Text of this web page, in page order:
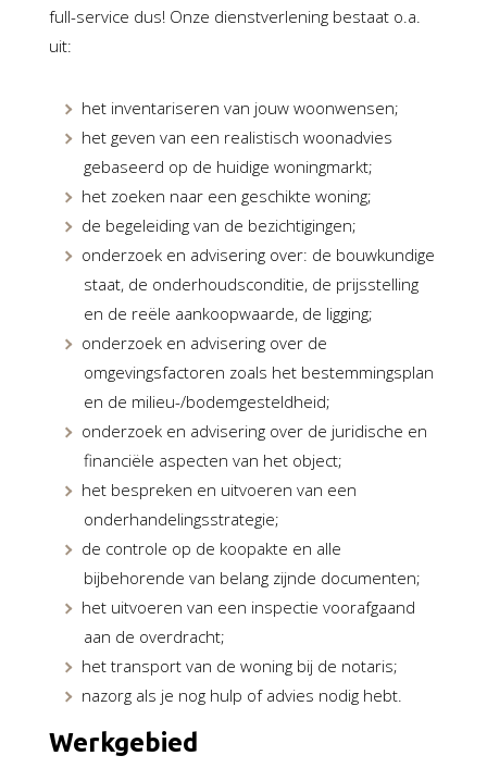
full-service dus! Onze dienstverlening bestaat o.a.
uit:
het inventariseren van jouw woonwensen;
het geven van een realistisch woonadvies
gebaseerd op de huidige woningmarkt;
het zoeken naar een geschikte woning;
de begeleiding van de bezichtigingen;
onderzoek en advisering over: de bouwkundige
staat, de onderhoudsconditie, de prijsstelling
en de reële aankoopwaarde, de ligging;
onderzoek en advisering over de
omgevingsfactoren zoals het bestemmingsplan
en de milieu-/bodemgesteldheid;
onderzoek en advisering over de juridische en
financiële aspecten van het object;
het bespreken en uitvoeren van een
onderhandelingsstrategie;
de controle op de koopakte en alle
bijbehorende van belang zijnde documenten;
het uitvoeren van een inspectie voorafgaand
aan de overdracht;
het transport van de woning bij de notaris;
nazorg als je nog hulp of advies nodig hebt.
Werkgebied